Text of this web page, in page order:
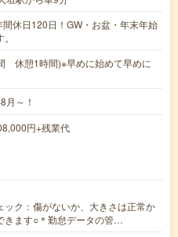
休日120日！GW・お盆・年末年始
休憩1時間)※早めに始めて早めに
月～！
円+残業代
ック：傷がないか、大きさは正常か
ます○＊勤怠データの管…